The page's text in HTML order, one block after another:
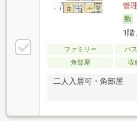
管
1階
ファミリー バ
角部屋
収
二人入居可・角部屋